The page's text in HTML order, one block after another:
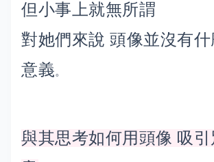
但小事上就無所謂
對她們來說 頭像並沒有
意義。
與其思考如何用頭像 吸